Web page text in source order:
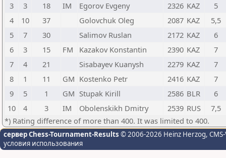
3
3 18 IM Egorov Evgeny 2326 KAZ
5
4
10 37 Golovchuk Oleg 2087 KAZ
5,5
5
7 30 Salimov Ruslan 2172 KAZ
6
6
3 15 FM Kazakov Konstantin 2390 KAZ
7
7
4 21 Sisabayev Kuanysh 2279 KAZ
7
8
1 11 GM Kostenko Petr 2416 KAZ
7
9
5 1 GM Stupak Kirill 2586 BLR
6
10
4 3 IM Obolenskikh Dmitry 2539 RUS
7,5
*) Rating difference of more than 400. It was limited to 400.
сервер Chess-Tournament-Results © 2006-2026 Heinz Herzog,
условия использования